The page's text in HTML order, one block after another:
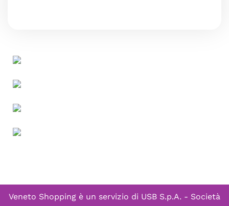
Veneto Shopping è un servizio di USB S.p.A. - Società